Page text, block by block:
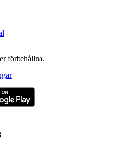
förbehållna.